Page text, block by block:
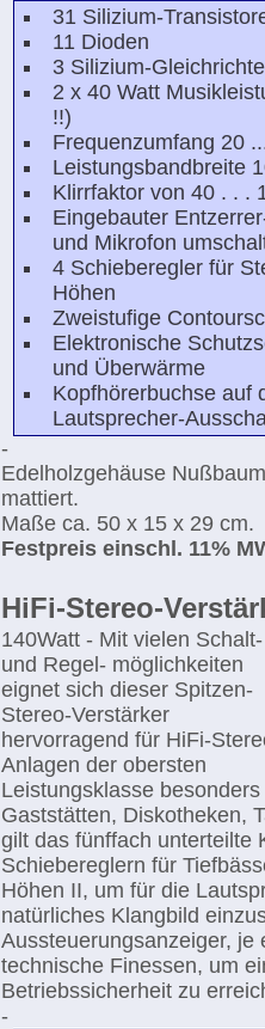
31 Silizium-
11 Dioden
3 Silizium-
2 x 40 Watt
!!)
Frequenzumfang 20
Leistungsbandbreite
Klirrfaktor von 40 . . .
Eingebauter
und Mikrofon
4 Schieberegler für
Höhen
Zweistufige
Elektronische
und Überwärme
Kopfhörerbuchse auf
Lautsprecher-
-
Edelholzgehäuse
mattiert.
Maße ca. 50 x 15 x 29 cm.
Festpreis einschl. 11%
HiFi-Stereo-
140Watt - Mit vielen Schalt-
und Regel- möglichkeiten
eignet sich dieser Spitzen-
Stereo-Verstärker
hervorragend für HiFi-
Anlagen der obersten
Leistungsklasse
Gaststätten, Diskotheken,
gilt das fünffach unterteilte
Schiebereglern für
Höhen II, um für die
natürliches Klangbild
Aussteuerungsanzeiger, je
technische Finessen, um
Betriebssicherheit zu
-